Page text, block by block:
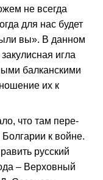
не всегда
для нас будет
вы». В данном
игла
балканскими
их к
что там пере­
к войне.
русский
– Верховный